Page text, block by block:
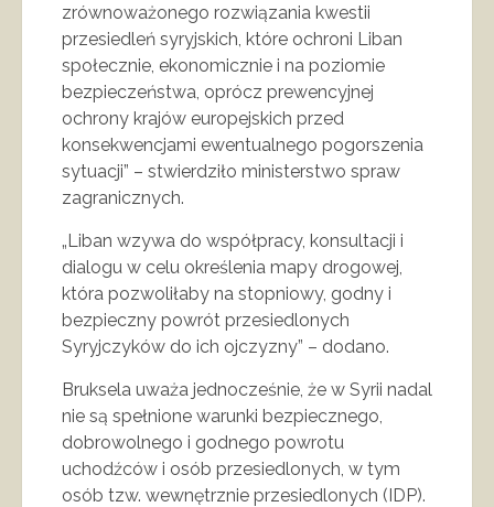
zrównoważonego rozwiązania kwestii
przesiedleń syryjskich, które ochroni Liban
społecznie, ekonomicznie i na poziomie
bezpieczeństwa, oprócz prewencyjnej
ochrony krajów europejskich przed
konsekwencjami ewentualnego pogorszenia
sytuacji” – stwierdziło ministerstwo spraw
zagranicznych.
„Liban wzywa do współpracy, konsultacji i
dialogu w celu określenia mapy drogowej,
która pozwoliłaby na stopniowy, godny i
bezpieczny powrót przesiedlonych
Syryjczyków do ich ojczyzny” – dodano.
Bruksela uważa jednocześnie, że w Syrii nadal
nie są spełnione warunki bezpiecznego,
dobrowolnego i godnego powrotu
uchodźców i osób przesiedlonych, w tym
osób tzw. wewnętrznie przesiedlonych (IDP).